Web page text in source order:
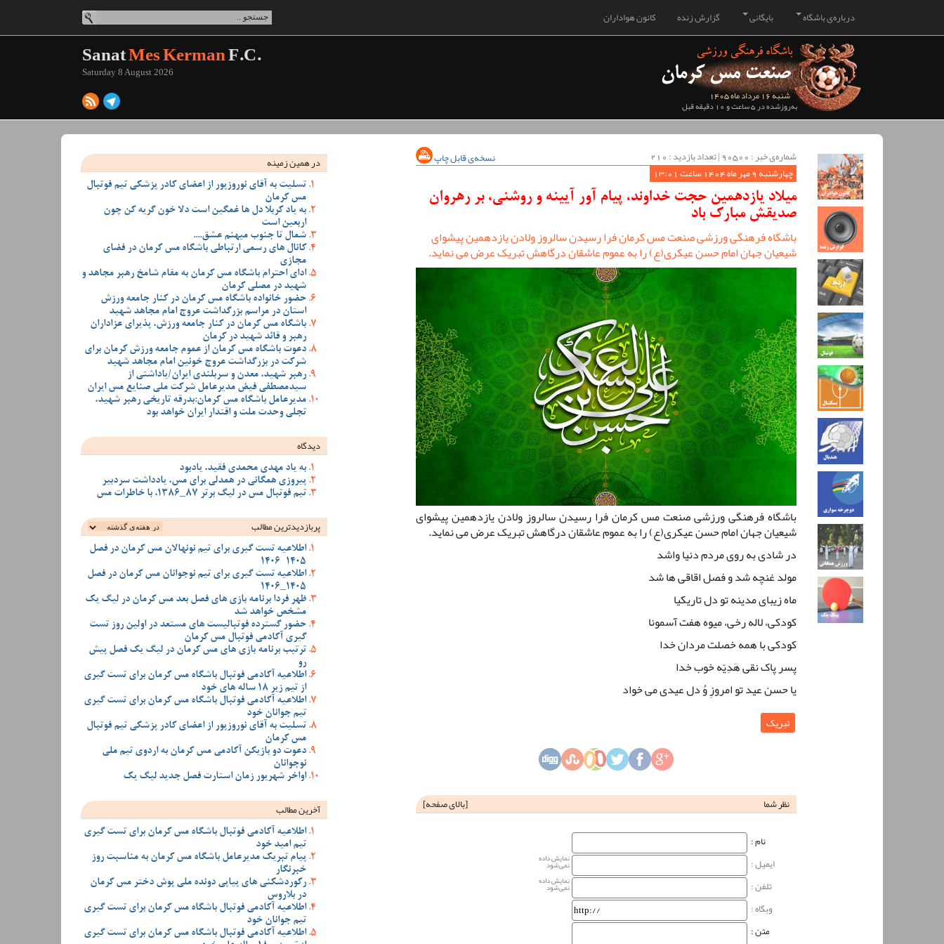
کانون هواداران گزارش زنده بایگانی درباره‌ی باشگاه
شنبه 16 مرداد ماه 1405
به‌روزشده در 5 ساعت و 10 دقیقه قبل
SanatMes KermanF.C.
Saturday 8 August 2026
شماره‌ی خبر : ‌90500 | تعداد بازدید : 210
نسخه‌ی قابل چاپ
چهارشنبه 9 مهر ماه 1404 ساعت 13:01
میلاد یازدهمین حجت خداوند، پیام آور آیینه و روشنی، بر رهروان
صدیقش مبارک باد
باشگاه فرهنگی ورزشی صنعت مس کرمان فرا رسیدن سالروز ولادن یازدهمین پیشوای
شیعیان جهان امام حسن عیکری(ع) را به عموم عاشقان درگاهش تبریک عرض می نماید.
باشگاه فرهنگی ورزشی صنعت مس کرمان فرا رسیدن سالروز ولادن یازدهمین پیشوای
شیعیان جهان امام حسن عیکری(ع) را به عموم عاشقان درگاهش تبریک عرض می نماید.
در شادی به روی مردم دنیا واشد
مولد غنچه شد و فصل اقاقی ها شد
ماه زیبای مدینه تو دل تاریکیا
کودکی، لاله رخی، میوه هفت آسمونا
کودکی با همه خصلت مردان خدا
پسر پاک نقی هَدِیّه خوب خدا
یا حسن عید تو امروزِ وُ دل عیدی می خواد
تبریک
نظر شما [بالای صفحه]
نام‌ :
ایمیل :
نمایش داده
نمی‌شود
تلفن : نمایش داده
نمی‌شود
وبگاه‌ :
متن :
در همین زمینه
تسلیت به آقای نوروزپور از اعضای کادر پزشکی تیم فوتبال
مس کرمان
به یاد کربلا دل ها غمگین است دلا خون گریه کن چون
اربعین است
شمال تا جنوب میهنم عشق....
کانال های رسمی ارتباطی باشگاه مس کرمان در فضای
مجازی
ادای احترام باشگاه مس کرمان به مقام شامخ رهبر مجاهد و
شهید در مصلی کرمان
حضور خانواده باشگاه مس کرمان در کنار جامعه ورزش
استان در مراسم بزرگداشت عروج امام مجاهد شهید
باشگاه مس کرمان در کنار جامعه ورزش، پذیرای عزاداران
رهبر و قائد شهید در کرمان
دعوت باشگاه مس کرمان از عموم جامعه ورزش کرمان برای
شرکت در بزرگداشت عروج خونین امام مجاهد شهید
رهبر شهید، معدن و سربلندی ایران/یاداشتی از
سیدمصطفی‌‌ فیض مدیرعامل شرکت ملی صنایع مس ایران
مدیرعامل باشگاه مس کرمان:بدرقه تاریخی رهبر شهید،
تجلی وحدت ملت و اقتدار ایران خواهد بود
دیدگاه
به یاد مهدی محمدی فقید، یادبود
پیروزی همگانی در همدلی برای مس، یادداشت سردبیر
تیم فوتبال مس در لیگ برتر 87_1386، با خاطرات مس
پربازدیدترین‌ مطالب
اطلاعیه تست گیری برای تیم نونهالان مس کرمان در فصل
1405-1406
اطلاعیه تست گیری برای تیم نوجوانان مس کرمان در فصل
1405_1406
ظهر فردا برنامه بازی های فصل بعد مس کرمان در لیگ یک
مشخص خواهد شد
حضور گسترده فوتبالیست های مستعد در اولین روز تست
گیری آکادمی فوتبال مس کرمان
ترتیب برنامه بازی های مس کرمان در لیگ یک فصل پیش
رو
اطلاعیه آکادمی فوتبال باشگاه مس کرمان برای تست گیری
از تیم زیر 18 ساله های خود
اطلاعیه آکادمی فوتبال باشگاه مس کرمان برای تست گیری
تیم جوانان خود
تسلیت به آقای نوروزپور از اعضای کادر پزشکی تیم فوتبال
مس کرمان
دعوت دو بازیکن آکادمی مس کرمان به اردوی تیم ملی
نوجوانان
اواخر شهریور زمان استارت فصل جدید لیگ یک
آخرین مطالب
اطلاعیه آکادمی فوتبال باشگاه مس کرمان برای تست گیری
تیم امید خود
پیام تبریک مدیرعامل باشگاه مس کرمان به مناسبت روز
خبرنگار
رکوردشکنی های پیاپی دونده ملی پوش دختر مس کرمان
در بلاروس
اطلاعیه آکادمی فوتبال باشگاه مس کرمان برای تست گیری
تیم جوانان خود
اطلاعیه آکادمی فوتبال باشگاه مس کرمان برای تست گیری